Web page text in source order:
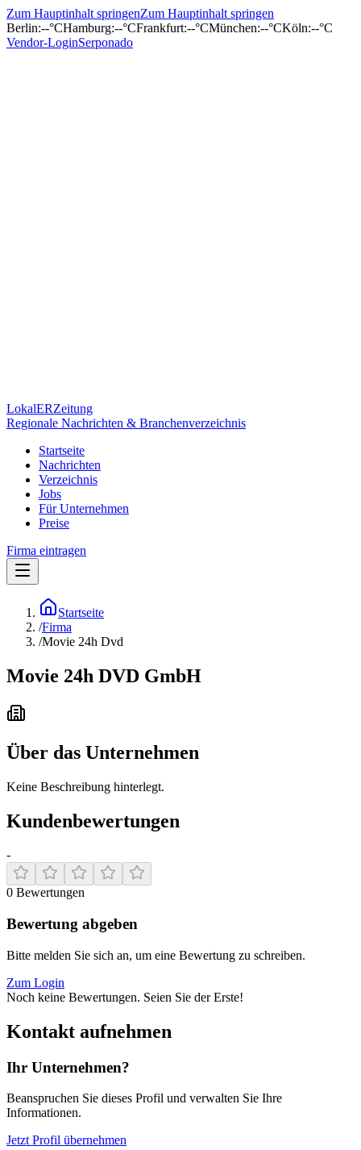
Zum Hauptinhalt springenZum Hauptinhalt springen
Berlin:--°CHamburg:--°CFrankfurt:--°CMünchen:--°CKöln:--°C
Vendor-LoginSerponado
LokalERZeitung
Regionale Nachrichten & Branchenverzeichnis
Startseite
Nachrichten
Verzeichnis
Jobs
Für Unternehmen
Preise
Firma eintragen
Startseite
/Firma
/Movie 24h Dvd
Movie 24h DVD GmbH
Über das Unternehmen
Keine Beschreibung hinterlegt.
Kundenbewertungen
-
0 Bewertungen
Bewertung abgeben
Bitte melden Sie sich an, um eine Bewertung zu schreiben.
Zum Login
Noch keine Bewertungen. Seien Sie der Erste!
Kontakt aufnehmen
Ihr Unternehmen?
Beanspruchen Sie dieses Profil und verwalten Sie Ihre
Informationen.
Jetzt Profil übernehmen